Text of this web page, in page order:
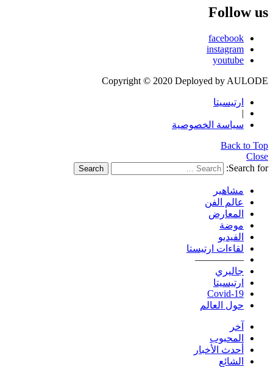
Follow us
facebook
instagram
youtube
Copyright © 2020 Deployed by AULODE
ارتيسيتا
|
سياسة الخصوصية
Back to Top
Close
Search for:
Search
مشاهير
عالم الفن
المعارض
موضة
الفيديو
لقاءات ارتيستا
—————
جاليري
ارتيسيتا
Covid-19
حول العالم
آخر
المحبوب
أحدث الأخبار
الشائع